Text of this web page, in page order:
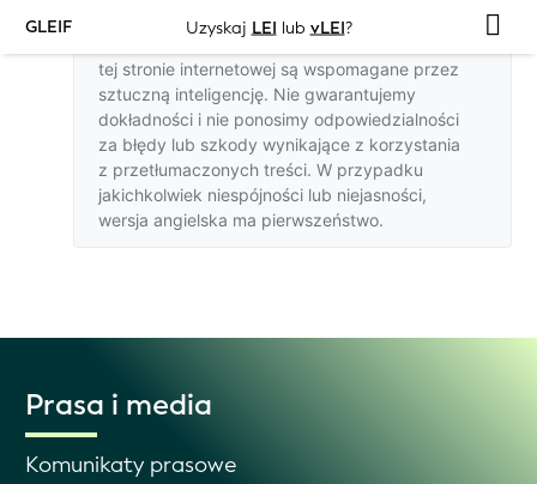
GLEIF Uzyskaj LEI lub vLEI?
Tłumaczenia na języki inne niż angielski na
tej stronie internetowej są wspomagane przez
sztuczną inteligencję. Nie gwarantujemy
dokładności i nie ponosimy odpowiedzialności
za błędy lub szkody wynikające z korzystania
z przetłumaczonych treści. W przypadku
jakichkolwiek niespójności lub niejasności,
wersja angielska ma pierwszeństwo.
Prasa i media
Komunikaty prasowe